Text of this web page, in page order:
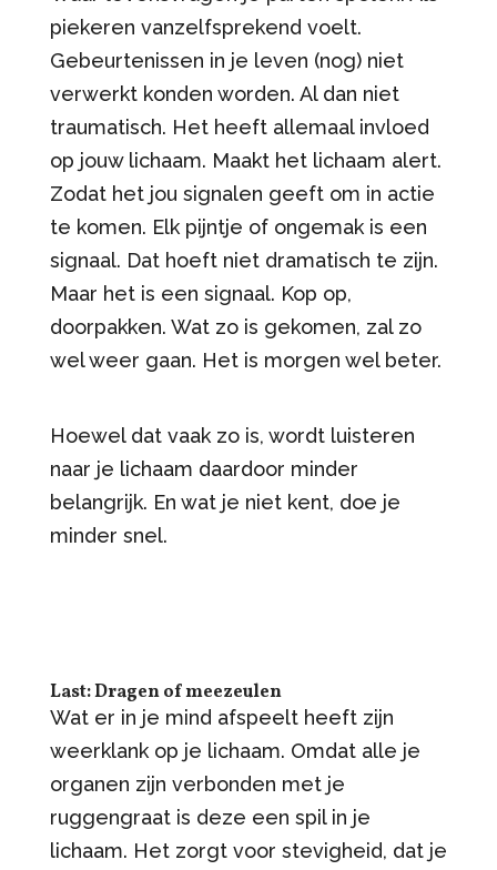
piekeren vanzelfsprekend voelt.
Gebeurtenissen in je leven (nog) niet
verwerkt konden worden. Al dan niet
traumatisch. Het heeft allemaal invloed
op jouw lichaam. Maakt het lichaam alert.
Zodat het jou signalen geeft om in actie
te komen. Elk pijntje of ongemak is een
signaal. Dat hoeft niet dramatisch te zijn.
Maar het is een signaal. Kop op,
doorpakken. Wat zo is gekomen, zal zo
wel weer gaan. Het is morgen wel beter.
Hoewel dat vaak zo is, wordt luisteren
naar je lichaam daardoor minder
belangrijk. En wat je niet kent, doe je
minder snel.
Last: Dragen of meezeulen
Wat er in je mind afspeelt heeft zijn
weerklank op je lichaam. Omdat alle je
organen zijn verbonden met je
ruggengraat is deze een spil in je
lichaam. Het zorgt voor stevigheid, dat je